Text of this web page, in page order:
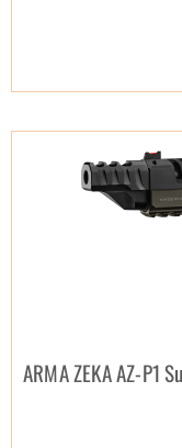
ARMA ZEKA AZ-P1